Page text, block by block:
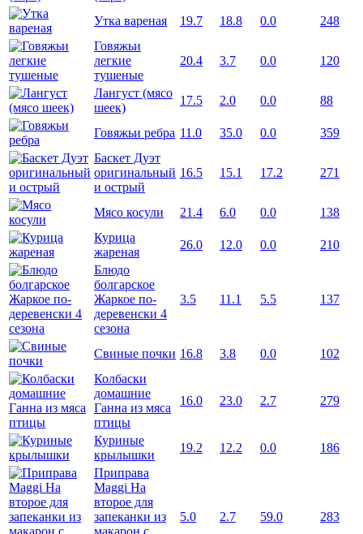
Утка вареная 19.7 18.8 0.0
248
Говяжьи
легкие
тушеные
20.4 3.7 0.0 120
Лангуст (мясо
шеек)
17.5 2.0 0.0 88
Говяжьи ребра 11.0 35.0 0.0
359
Баскет Дуэт
оригинальный
и острый
16.5 15.1 17.2 271
Мясо косули 21.4 6.0 0.0
138
Курица
жареная
26.0 12.0 0.0
210
Блюдо
болгарское
Жаркое по-
деревенски 4
сезона
3.5 11.1 5.5 137
Свиные почки 16.8 3.8 0.0
102
Колбаски
домашние
Ганна из мяса
птицы
16.0 23.0 2.7 279
Куриные
крылышки
19.2 12.2 0.0
186
Приправа
Maggi На
второе для
запеканки из
макарон с
5.0 2.7 59.0 283